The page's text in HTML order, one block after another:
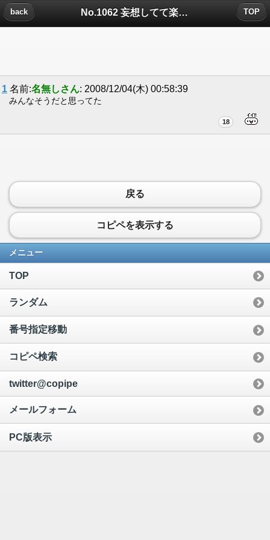
No.1062 妄想してて楽しいのはについたコメント
back TOP
1 名前:名無しさん: 2008/12/04(木) 00:58:39
みんなそうだと思ってた
18
戻る
コピペを表示する
メニュー
TOP
ランダム
番号指定移動
コピペ検索
twitter@copipe
メールフォーム
PC版表示